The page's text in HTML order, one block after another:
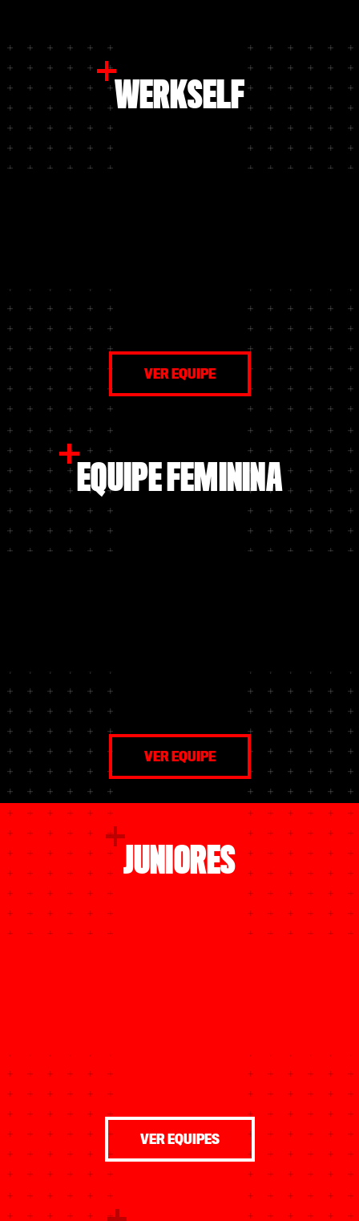
WERKSELF
VER EQUIPE
EQUIPE FEMININA
VER EQUIPE
JUNIORES
VER EQUIPES